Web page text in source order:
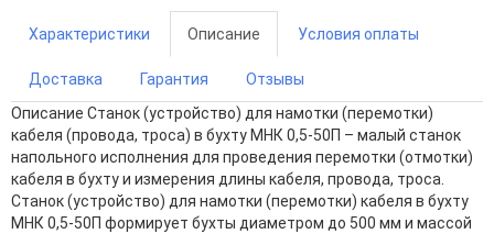
Характеристики Описание Условия оплаты
Доставка Гарантия
Отзывы
Описание Станок (устройство) для намотки (перемотки)
кабеля (провода, троса) в бухту МНК 0,5-50П – малый станок
напольного исполнения для проведения перемотки (отмотки)
кабеля в бухту и измерения длины кабеля, провода, троса.
Станок (устройство) для намотки (перемотки) кабеля в бухту
МНК 0,5-50П формирует бухты диаметром до 500 мм и массой